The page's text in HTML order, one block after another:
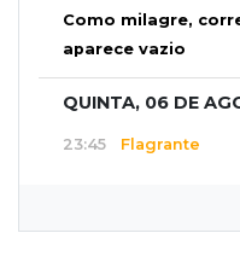
Como milagre,
aparece vazio
QUINTA, 06 DE
23:45 Flagrante